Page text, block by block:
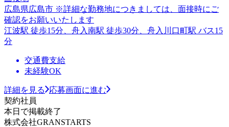
広島県広島市 ※詳細な勤務地につきましては、面接時にご
確認をお願いいたします
江波駅 徒歩15分、舟入南駅 徒歩30分、舟入川口町駅 バス15
分
交通費支給
未経験OK
詳細を見る
応募画面に進む
契約社員
本日で掲載終了
株式会社GRANSTARTS